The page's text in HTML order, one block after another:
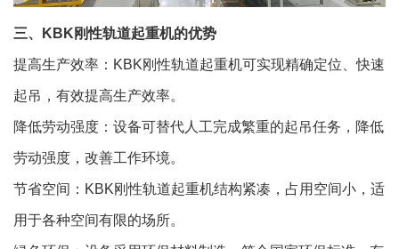
三、KBK刚性轨道起重机的优势
提高生产效率：KBK刚性轨道起重机可实现精确定位、快速
起吊，有效提高生产效率。
降低劳动强度：设备可替代人工完成繁重的起吊任务，降低
劳动强度，改善工作环境。
节省空间：KBK刚性轨道起重机结构紧凑，占用空间小，适
用于各种空间有限的场所。